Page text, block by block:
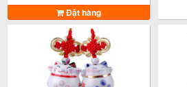
Đặt hàng